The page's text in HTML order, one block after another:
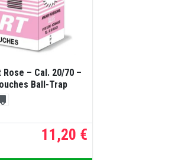
Rose – Cal. 20/70 –
Ball-Trap
11,20 €